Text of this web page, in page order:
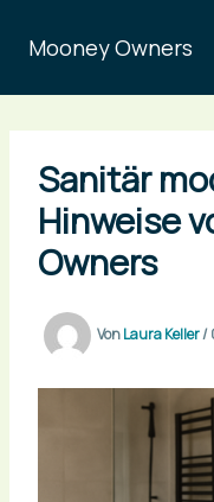
InhaltMooney Owners
Sanitär
Hinweise
Owners
VonLaura Keller/